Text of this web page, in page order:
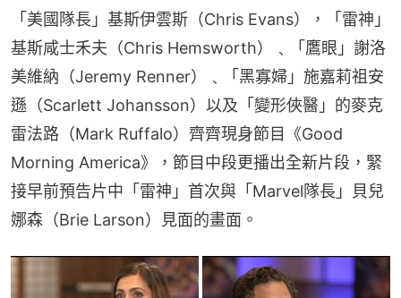
「美國隊長」基斯伊雲斯（Chris Evans），「雷神」
基斯咸士禾夫（Chris Hemsworth）﹑「鷹眼」謝洛
美維納（Jeremy Renner）﹑「黑寡婦」施嘉莉祖安
遜（Scarlett Johansson）以及「變形俠醫」的麥克
雷法路（Mark Ruffalo）齊齊現身節目《Good
Morning America》，節目中段更播出全新片段，緊
接早前預告片中「雷神」首次與「Marvel隊長」貝兒
娜森（Brie Larson）見面的畫面。